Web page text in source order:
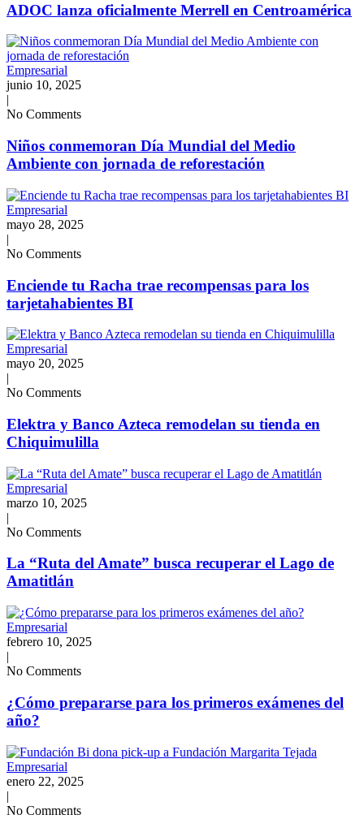
ADOC lanza oficialmente Merrell en Centroamérica
Empresarial
junio 10, 2025
|
No Comments
Niños conmemoran Día Mundial del Medio
Ambiente con jornada de reforestación
Empresarial
mayo 28, 2025
|
No Comments
Enciende tu Racha trae recompensas para los
tarjetahabientes BI
Empresarial
mayo 20, 2025
|
No Comments
Elektra y Banco Azteca remodelan su tienda en
Chiquimulilla
Empresarial
marzo 10, 2025
|
No Comments
La “Ruta del Amate” busca recuperar el Lago de
Amatitlán
Empresarial
febrero 10, 2025
|
No Comments
¿Cómo prepararse para los primeros exámenes del
año?
Empresarial
enero 22, 2025
|
No Comments